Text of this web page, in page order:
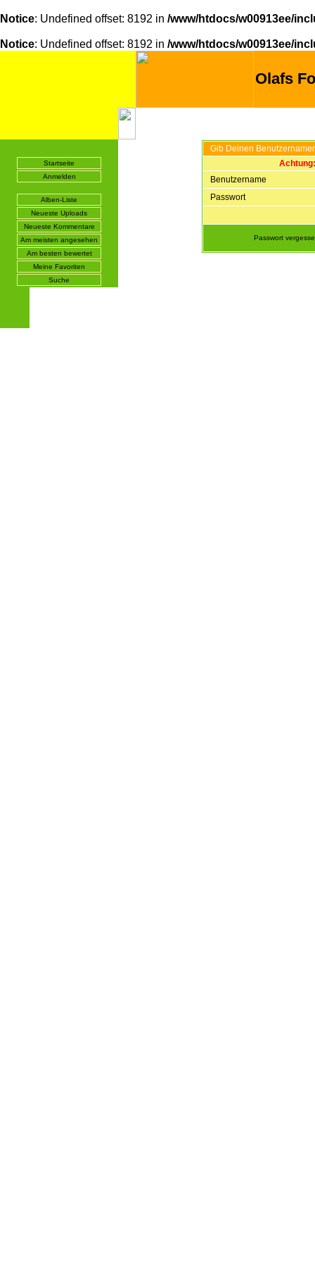
Notice: Undefined offset: 8192 in /www/htdocs/w00913ee/
Notice: Undefined offset: 8192 in /www/htdocs/w00913ee/
Olafs
Startseite
Anmelden
Alben-Liste
Neueste Uploads
Neueste Kommentare
Am meisten angesehen
Am besten bewertet
Meine Favoriten
Suche
Gib Deinen
Benutzername
Passwort
Passwort